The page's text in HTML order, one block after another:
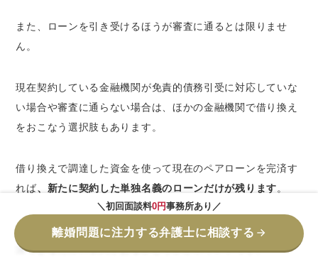
また、ローンを引き受けるほうが審査に通るとは限りませ
ん。
現在契約している金融機関が免責的債務引受に対応していな
い場合や審査に通らない場合は、ほかの金融機関で借り換え
をおこなう選択肢もあります。
借り換えで調達した資金を使って現在のペアローンを完済す
れば、新たに契約した単独名義のローンだけが残ります。
どちらの方法を選択するにしても、ローン総額をひとりで返
済できるだけの収入があるかどうかがポイントです。
＼初回面談料0円事務所あり／
離婚問題に注力する弁護士に相談する